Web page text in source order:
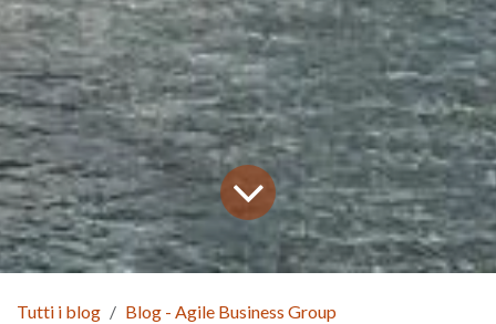
Tutti i blog
Blog - Agile Business Group